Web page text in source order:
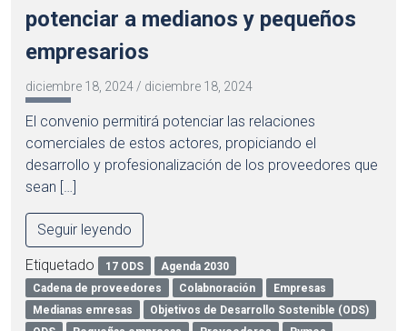
potenciar a medianos y pequeños
empresarios
diciembre 18, 2024 / diciembre 18, 2024
El convenio permitirá potenciar las relaciones
comerciales de estos actores, propiciando el
desarrollo y profesionalización de los proveedores que
sean […]
Seguir leyendo
Etiquetado 17 ODS
Agenda 2030
Cadena de proveedores
Colabnoración
Empresas
Medianas emresas
Objetivos de Desarrollo Sostenible (ODS)